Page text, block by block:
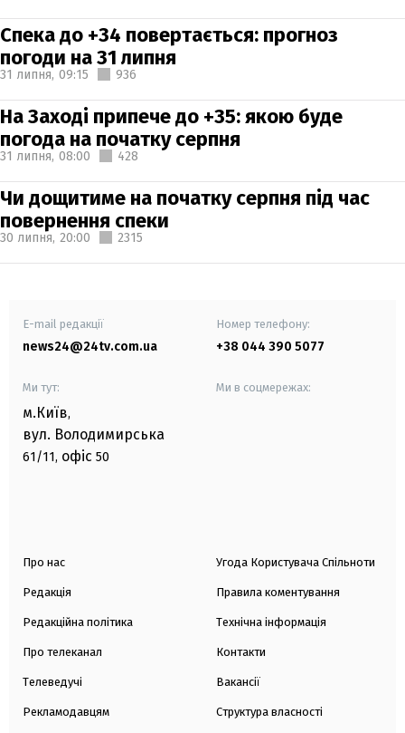
Спека до +34 повертається: прогноз
погоди на 31 липня
31 липня, 09:15 936
На Заході припече до +35: якою буде
погода на початку серпня
31 липня, 08:00 428
Чи дощитиме на початку серпня під час
повернення спеки
30 липня, 20:00 2315
E-mail редакції
news24@24tv.com.ua
Номер телефону:
+38 044 390 5077
Ми тут:
м.Київ,
вул. Володимирська
61/11, офіс 50
Ми в соцмережах:
Про нас
Редакція
Редакційна політика
Про телеканал
Телеведучі
Рекламодавцям
Угода Користувача Спільноти
Правила коментування
Технічна інформація
Контакти
Вакансії
Структура власності